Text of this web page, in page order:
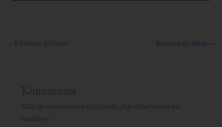
← Edellinen Artikkeli Seuraava Artikkeli →
Kommentoi
Sähköpostiosoitettasi ei julkaista. Pakolliset kentät on
merkitty *